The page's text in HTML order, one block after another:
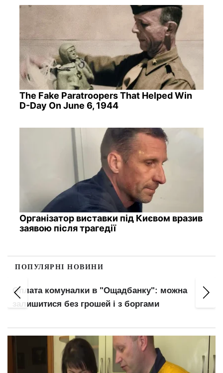
The Fake Paratroopers That Helped Win
D-Day On June 6, 1944
Організатор виставки під Києвом вразив
заявою після трагедії
ПОПУЛЯРНІ НОВИНИ
Оплата комуналки в "Ощадбанку": можна
залишитися без грошей і з боргами